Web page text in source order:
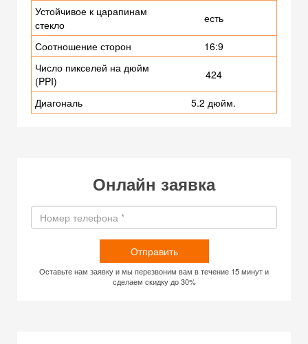
Устойчивое к царапинам
стекло
есть
Соотношение сторон
16:9
Число пикселей на дюйм
(PPI)
424
Диагональ 5.2 дюйм.
Онлайн заявка
Отправить
Оставьте нам заявку и мы перезвоним вам в течение 15 минут и
сделаем скидку до 30%